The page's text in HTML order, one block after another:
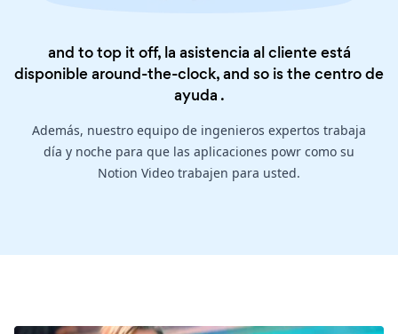
and to top it off, la asistencia al cliente está
disponible around-the-clock, and so is thecentro de
ayuda .
Además, nuestro equipo de ingenieros expertos trabaja
día y noche para que las aplicaciones powr como su
Notion Video trabajen para usted.